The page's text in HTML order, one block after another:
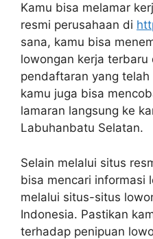
Kamu bisa melamar
resmi perusahaan di
sana, kamu bisa
lowongan kerja
pendaftaran yang
kamu juga bisa
lamaran langsung ke
Labuhanbatu Selatan.
Selain melalui situs
bisa mencari informasi
melalui situs-situs
Indonesia. Pastikan
terhadap penipuan